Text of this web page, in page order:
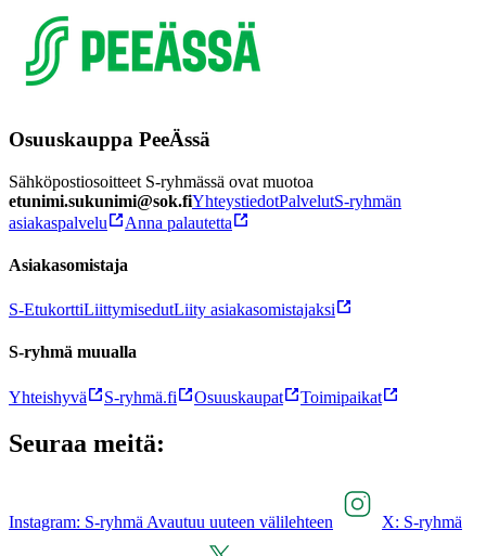
Osuuskauppa PeeÄssä
Sähköpostiosoitteet S-ryhmässä ovat muotoa
etunimi.sukunimi@sok.fiYhteystiedotPalvelutS-ryhmän
asiakaspalvelu
Anna palautetta
Asiakasomistaja
S-EtukorttiLiittymisedutLiity asiakasomistajaksi
S-ryhmä muualla
Yhteishyvä S-ryhmä.fi Osuuskaupat Toimipaikat
Seuraa meitä:
Instagram: S-ryhmä Avautuu uuteen välilehteen X: S-ryhmä